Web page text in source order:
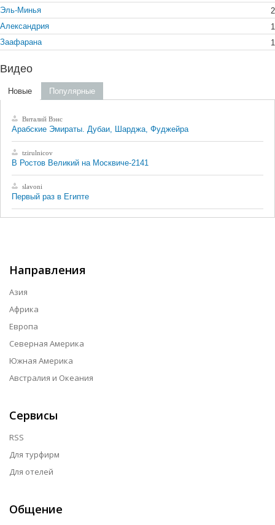
Эль-Минья
2
Александрия
1
Заафарана
1
Видео
Новые Популярные
Виталий Вэнс
Арабские Эмираты. Дубаи, Шарджа, Фуджейра
tzirulnicov
В Ростов Великий на Москвиче-2141
slavoni
Первый раз в Египте
Направления
Азия
Африка
Европа
Северная Америка
Южная Америка
Австралия и Океания
Сервисы
RSS
Для турфирм
Для отелей
Общение